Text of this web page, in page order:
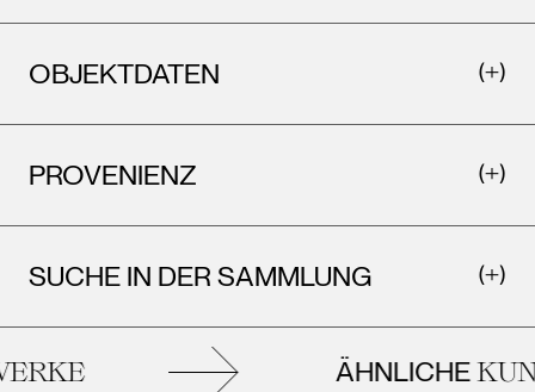
OBJEKTDATEN
PROVENIENZ
SUCHE IN DER SAMMLUNG
ÄHNLICHE